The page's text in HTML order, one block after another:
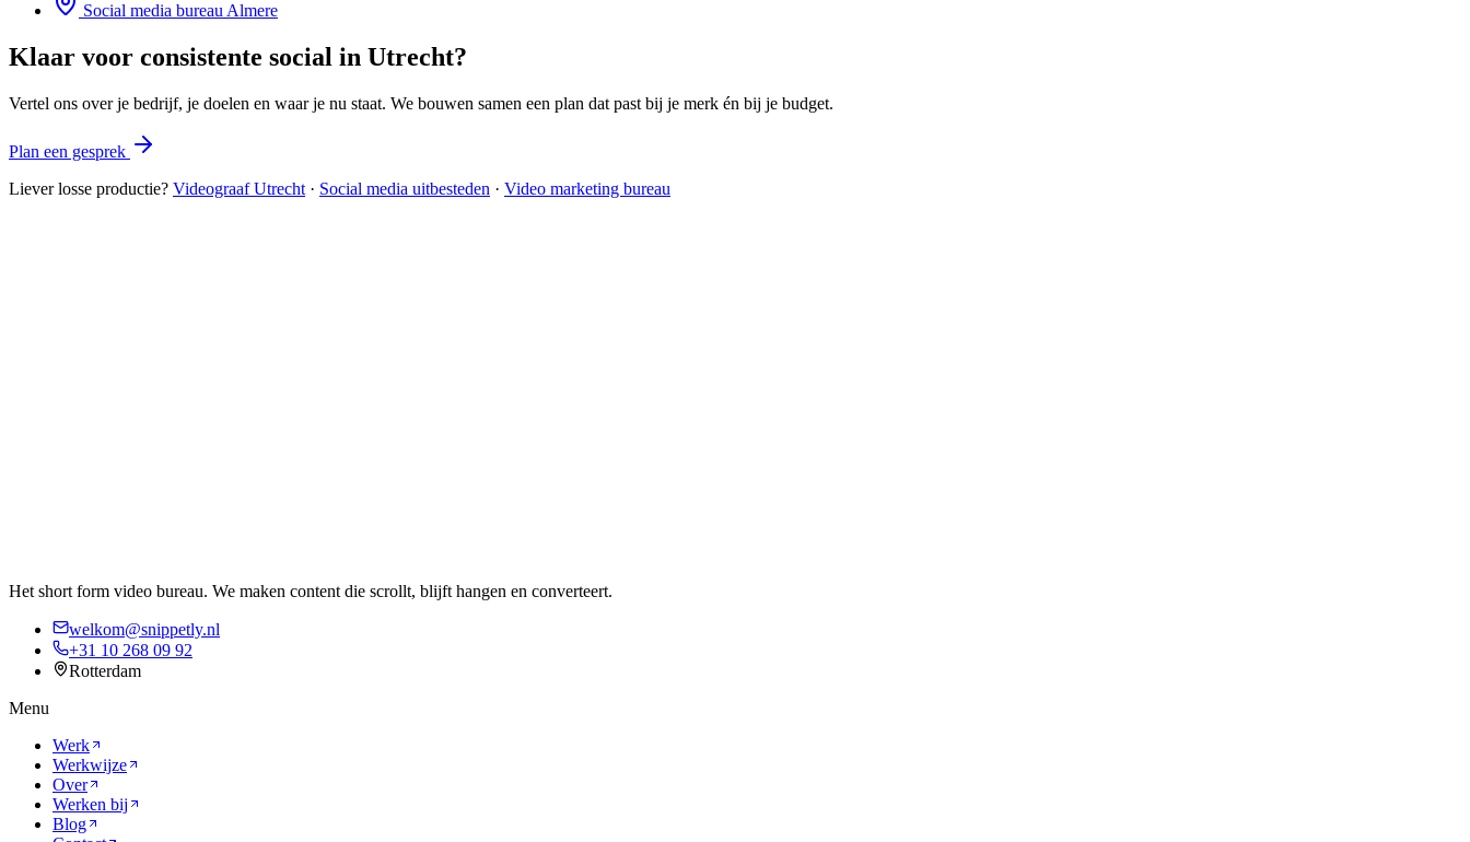
Social media bureauAlmere
Klaar voor consistente social in Utrecht?
Vertel ons over je bedrijf, je doelen en waar je nu staat. We bouwen samen een plan dat past bij je merk én bij je budget.
Plan een gesprek
Liever losse productie? VideograafUtrecht · Social media uitbesteden · Video marketing bureau
Het short form video bureau. We maken content die scrollt, blijft hangen en converteert.
welkom@snippetly.nl
+31 10 268 09 92
Rotterdam
Menu
Werk
Werkwijze
Over
Werken bij
Blog